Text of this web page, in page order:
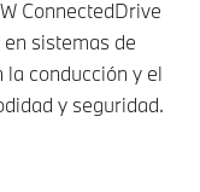
ConnectedDrive
sistemas de
conducción y el
y seguridad.